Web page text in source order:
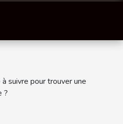
suivre pour trouver une
?